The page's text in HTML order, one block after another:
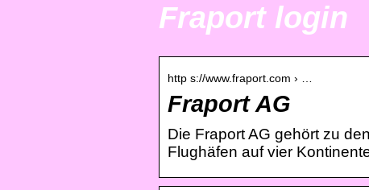
Fraport login
http s://www.fraport.com › …
Fraport AG
Die Fraport AG gehört zu
Flughäfen auf vier